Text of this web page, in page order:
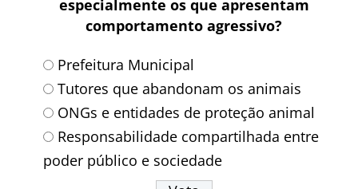
especialmente os que apresentam
comportamento agressivo?
Prefeitura Municipal
Tutores que abandonam os animais
ONGs e entidades de proteção animal
Responsabilidade compartilhada entre
poder público e sociedade